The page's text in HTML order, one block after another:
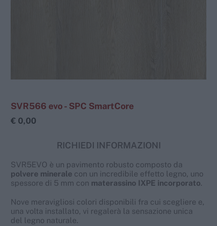
SVR566 evo - SPC SmartCore
€ 0,00
RICHIEDI INFORMAZIONI
SVR5EVO è un pavimento robusto composto da
polvere minerale con un incredibile effetto legno, uno
spessore di 5 mm con materassino IXPE incorporato.
Nove meravigliosi colori disponibili fra cui scegliere e,
una volta installato, vi regalerà la sensazione unica
del legno naturale.